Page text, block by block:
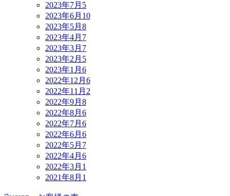
2023年7月 5
2023年6月 10
2023年5月 8
2023年4月 7
2023年3月 7
2023年2月 5
2023年1月 6
2022年12月 6
2022年11月 2
2022年9月 8
2022年8月 6
2022年7月 6
2022年6月 6
2022年5月 7
2022年4月 6
2022年3月 1
2021年8月 1